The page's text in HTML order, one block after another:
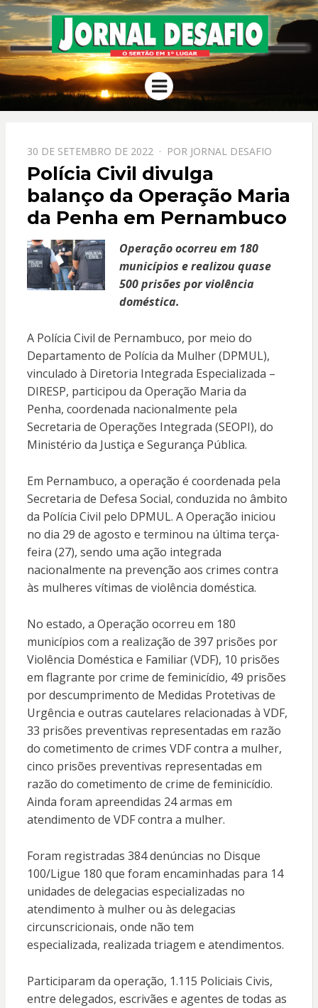
JORNAL
DESAFIO
O Sertão em 1º Lugar
Menu
PPOSTADO
EM
30 DE SETEMBRO DE 2022 POR JORNAL DESAFIO
Polícia Civil divulga
balanço da Operação Maria
da Penha em Pernambuco
Operação ocorreu em 180
municípios e realizou quase
500 prisões por violência
doméstica.
A Polícia Civil de Pernambuco, por meio do
Departamento de Polícia da Mulher (DPMUL),
vinculado à Diretoria Integrada Especializada –
DIRESP, participou da Operação Maria da
Penha, coordenada nacionalmente pela
Secretaria de Operações Integrada (SEOPI), do
Ministério da Justiça e Segurança Pública.
Em Pernambuco, a operação é coordenada pela
Secretaria de Defesa Social, conduzida no âmbito
da Polícia Civil pelo DPMUL. A Operação iniciou
no dia 29 de agosto e terminou na última terça-
feira (27), sendo uma ação integrada
nacionalmente na prevenção aos crimes contra
às mulheres vítimas de violência doméstica.
No estado, a Operação ocorreu em 180
municípios com a realização de 397 prisões por
Violência Doméstica e Familiar (VDF), 10 prisões
em flagrante por crime de feminicídio, 49 prisões
por descumprimento de Medidas Protetivas de
Urgência e outras cautelares relacionadas à VDF,
33 prisões preventivas representadas em razão
do cometimento de crimes VDF contra a mulher,
cinco prisões preventivas representadas em
razão do cometimento de crime de feminicídio.
Ainda foram apreendidas 24 armas em
atendimento de VDF contra a mulher.
Foram registradas 384 denúncias no Disque
100/Ligue 180 que foram encaminhadas para 14
unidades de delegacias especializadas no
atendimento à mulher ou às delegacias
circunscricionais, onde não tem
especializada, realizada triagem e atendimentos.
Participaram da operação, 1.115 Policiais Civis,
entre delegados, escrivães e agentes de todas as